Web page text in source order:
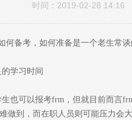
时间：2019-02-28 14:16
何备考，如何准备是一个老生常
学习时间
也可以报考frm，但就目前而言
做到，而在职人员则可能压力会